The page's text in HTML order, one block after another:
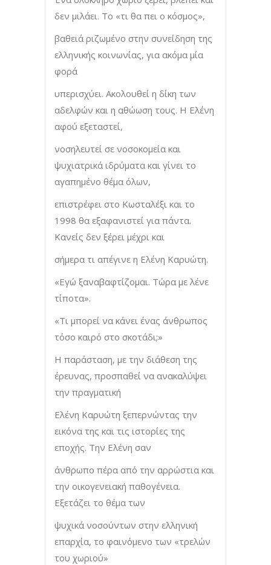
δεν μιλάει. Το «τι θα πει ο κόσμος»,
βαθειά ριζωμένο στην συνείδηση της
ελληνικής κοινωνίας, για ακόμα μία
φορά
υπερισχύει. Ακολουθεί η δίκη των
αδελφών και η αθώωση τους. Η Ελένη
αφού εξεταστεί,
νοσηλευτεί σε νοσοκομεία και
ψυχιατρικά ιδρύματα και γίνει το
αγαπημένο θέμα όλων,
επιστρέφει στο Κωσταλέξι και το
1998 θα εξαφανιστεί για πάντα.
Κανείς δεν ξέρει μέχρι και
σήμερα τι απέγινε η Ελένη Καρυώτη.
«Εγώ ξαναβαφτίζομαι. Τώρα με λένε
τίποτα».
«Τι μπορεί να κάνει ένας άνθρωπος
τόσο καιρό στο σκοτάδι;»
Η παράσταση, με την διάθεση της
έρευνας, προσπαθεί να ανακαλύψει
την πραγματική
Ελένη Καρυώτη ξεπερνώντας την
εικόνα της και τις ιστορίες της
εποχής. Την Ελένη σαν
άνθρωπο πέρα από την αρρώστια και
την οικογενειακή παθογένεια.
Εξετάζει το θέμα των
ψυχικά νοσούντων στην ελληνική
επαρχία, το φαινόμενο των «τρελών
του χωριού»